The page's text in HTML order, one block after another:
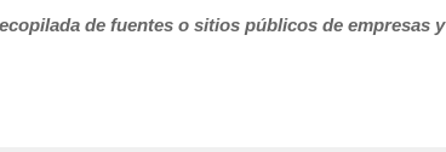
de fuentes o sitios públicos de empresas y